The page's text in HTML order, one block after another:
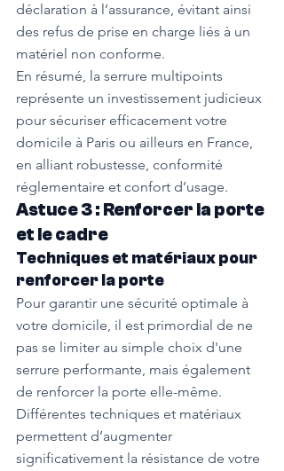
déclaration à l’assurance, évitant ainsi
des refus de prise en charge liés à un
matériel non conforme.
En résumé, la serrure multipoints
représente un investissement judicieux
pour sécuriser efficacement votre
domicile à Paris ou ailleurs en France,
en alliant robustesse, conformité
réglementaire et confort d’usage.
Astuce 3 : Renforcer la porte
et le cadre
Techniques et matériaux pour
renforcer la porte
Pour garantir une sécurité optimale à
votre domicile, il est primordial de ne
pas se limiter au simple choix d'une
serrure performante, mais également
de renforcer la porte elle-même.
Différentes techniques et matériaux
permettent d’augmenter
significativement la résistance de votre